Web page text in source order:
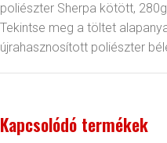
poliészter Sherpa kötött, 280g
Tekintse meg a töltet
újrahasznosított poliészter
Kapcsolódó termékek